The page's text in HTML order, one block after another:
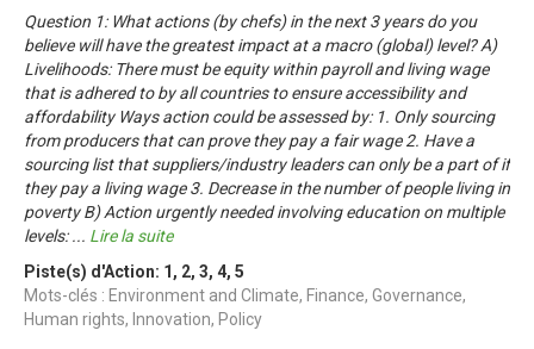
Question 1: What actions (by chefs) in the next 3 years do you
believe will have the greatest impact at a macro (global) level? A)
Livelihoods: There must be equity within payroll and living wage
that is adhered to by all countries to ensure accessibility and
affordability Ways action could be assessed by: 1. Only sourcing
from producers that can prove they pay a fair wage 2. Have a
sourcing list that suppliers/industry leaders can only be a part of if
they pay a living wage 3. Decrease in the number of people living in
poverty B) Action urgently needed involving education on multiple
levels:... Lire la suite
Piste(s) d'Action: 1 , 2, 3, 4, 5
Mots-clés : Environment and Climate, Finance, Governance,
Human rights, Innovation, Policy